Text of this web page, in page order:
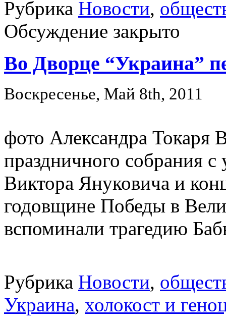
Рубрика Новости,
Обсуждение закрыто
Во Дворце “Украина”
Воскресенье, Май 8th, 2011
фото Александра Токаря
праздничного собрания
Виктора Януковича и
годовщине Победы в
вспоминали трагедию
Рубрика Новости,
Украина, холокост и